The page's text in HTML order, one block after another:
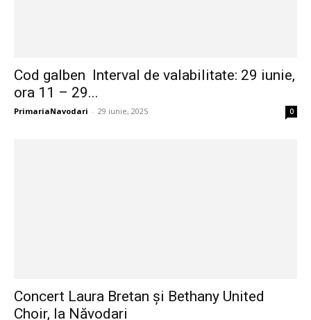
Cod galben Interval de valabilitate: 29 iunie,
ora 11 – 29...
PrimariaNavodari - 29 iunie, 2025 0
Concert Laura Bretan și Bethany United
Choir, la Năvodari